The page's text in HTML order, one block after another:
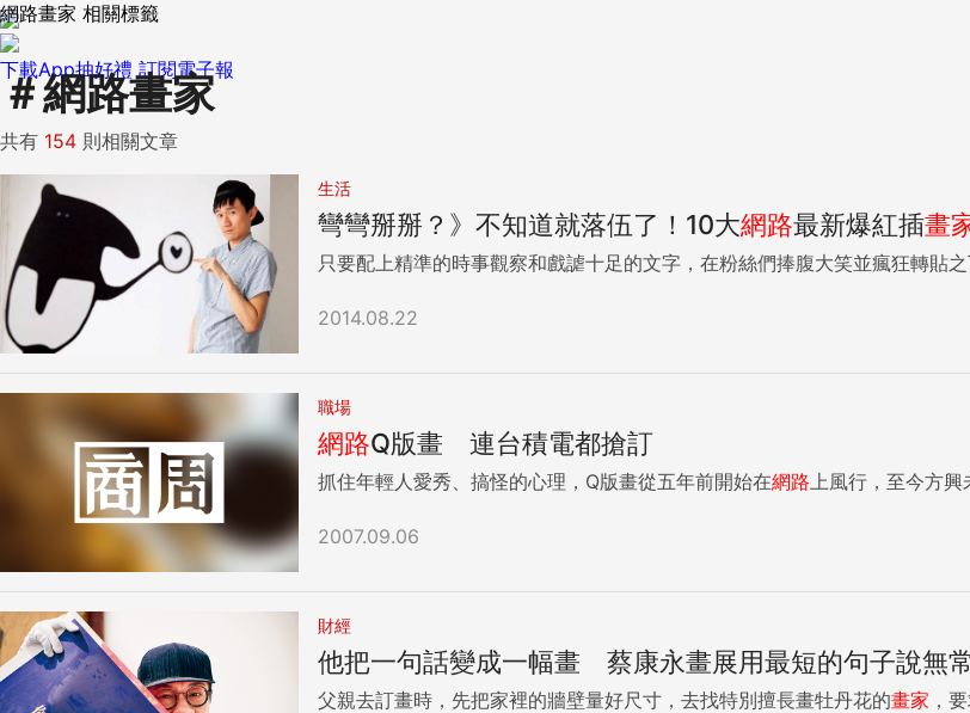
下載App抽好禮 訂閱電子報
網路畫家 相關標籤
＃網路畫家
共有 154 則相關文章
生活
彎彎掰掰？》不知道就落伍了！10大網路最新爆紅插畫
只要配上精準的時事觀察和戲謔十足的文字，在粉絲們捧腹大笑並瘋狂轉貼
2014.08.22
職場
網路Q版畫 連台積電都搶訂
抓住年輕人愛秀、搞怪的心理，Q版畫從五年前開始在網路 上風行，至今方興
2007.09.06
財經
他把一句話變成一幅畫 蔡康永畫展用最短的句子說無常
父親去訂畫時，先把家裡的牆壁量好尺寸，去找特別擅長畫牡丹花的畫家 ，